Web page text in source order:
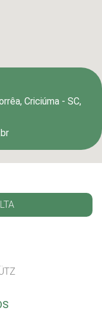
Criciúma - SC,